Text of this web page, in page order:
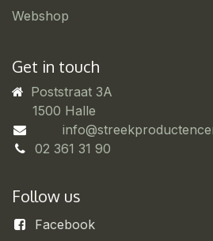
Webshop
Get in touch
Poststraat 3A
​1500 Halle
02 361 31 90
Follow us
Facebook